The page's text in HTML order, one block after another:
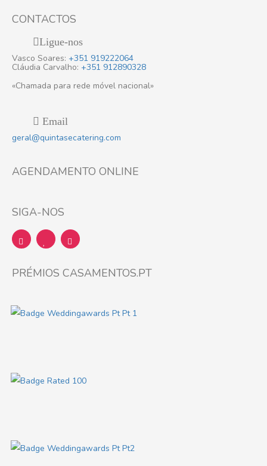
CONTACTOS
Ligue-nos
Vasco Soares: +351 919222064
Cláudia Carvalho: +351 912890328
«Chamada para rede móvel nacional»
Email
geral@quintasecatering.com
AGENDAMENTO ONLINE
SIGA-NOS
PRÉMIOS CASAMENTOS.PT